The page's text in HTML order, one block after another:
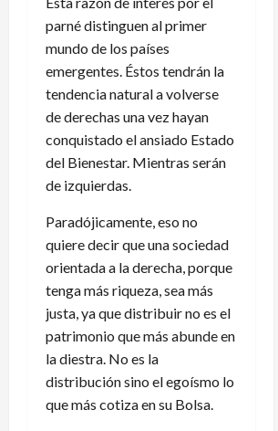
parné distinguen al primer
mundo de los países
emergentes. Éstos tendrán la
tendencia natural a volverse
de derechas una vez hayan
conquistado el ansiado Estado
del Bienestar. Mientras serán
de izquierdas.
Paradójicamente, eso no
quiere decir que una sociedad
orientada a la derecha, porque
tenga más riqueza, sea más
justa, ya que distribuir no es el
patrimonio que más abunde en
la diestra. No es la
distribución sino el egoísmo lo
que más cotiza en su Bolsa.